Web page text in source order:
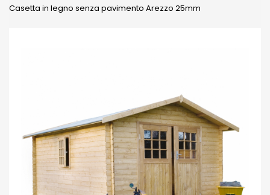
Casetta in legno senza pavimento Arezzo 25mm